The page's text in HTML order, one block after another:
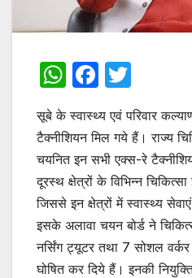
W
at
s
A
p
p
F
c
e
b
o
o
k
itt
er
सूबे के स्वास्थ्य एवं परिवार
टैक्नीशियन मिल गये हैं। राज्य
चयनित इन सभी एक्स-रे
दूरस्थ क्षेत्रों के विभिन्न
जिससे इन क्षेत्रों में स्वास्थ्य
इसके अलावा चयन बोर्ड ने
नर्सिंग ट्यूटर तथा 7 सोशल वर्कर
घोषित कर दिये हैं। इनकी